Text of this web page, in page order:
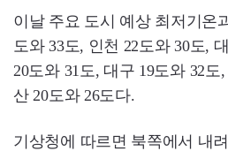
이날 주요 도시 예상 최저기온
도와 33도, 인천 22도와 30도,
20도와 31도, 대구 19도와 32도
산 20도와 26도다.
기상청에 따르면 북쪽에서 내